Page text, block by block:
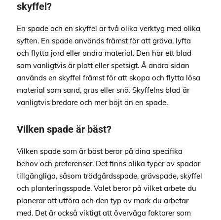
skyffel?
En spade och en skyffel är två olika verktyg med olika
syften. En spade används främst för att gräva, lyfta
och flytta jord eller andra material. Den har ett blad
som vanligtvis är platt eller spetsigt. Å andra sidan
används en skyffel främst för att skopa och flytta lösa
material som sand, grus eller snö. Skyffelns blad är
vanligtvis bredare och mer böjt än en spade.
Vilken spade är bäst?
Vilken spade som är bäst beror på dina specifika
behov och preferenser. Det finns olika typer av spadar
tillgängliga, såsom trädgårdsspade, grävspade, skyffel
och planteringsspade. Valet beror på vilket arbete du
planerar att utföra och den typ av mark du arbetar
med. Det är också viktigt att överväga faktorer som